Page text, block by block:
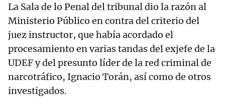
La Sala de lo Penal del tribunal dio la razón al
Ministerio Público en contra del criterio del
juez instructor, que había acordado el
procesamiento en varias tandas del exjefe de la
UDEF y del presunto líder de la red criminal de
narcotráfico, Ignacio Torán, así como de otros
investigados.